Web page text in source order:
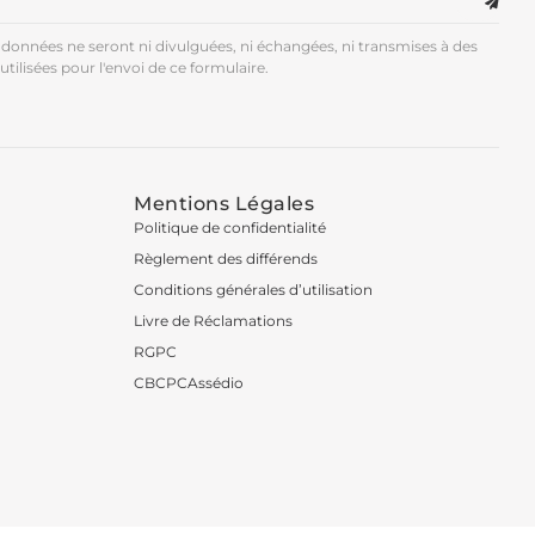
ne seront ni divulguées, ni échangées, ni transmises à des
pour l'envoi de ce formulaire.
Mentions Légales
Politique de confidentialité
Règlement des différends
Conditions générales d’utilisation
Livre de Réclamations
RGPC
CBCPCAssédio